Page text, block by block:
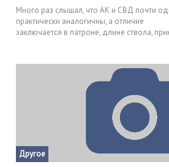
Много раз слышал, что АК и СВД почти
практически аналогичны, а отличие
заключается в патроне, длине ствола,
Другое